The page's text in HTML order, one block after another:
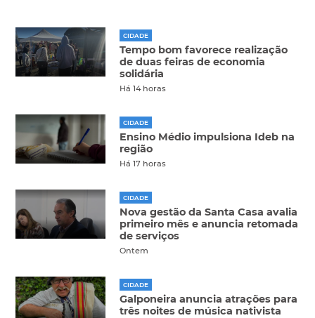
CIDADE
Tempo bom favorece realização
de duas feiras de economia
solidária
Há 14 horas
CIDADE
Ensino Médio impulsiona Ideb na
região
Há 17 horas
CIDADE
Nova gestão da Santa Casa avalia
primeiro mês e anuncia retomada
de serviços
Ontem
CIDADE
Galponeira anuncia atrações para
três noites de música nativista